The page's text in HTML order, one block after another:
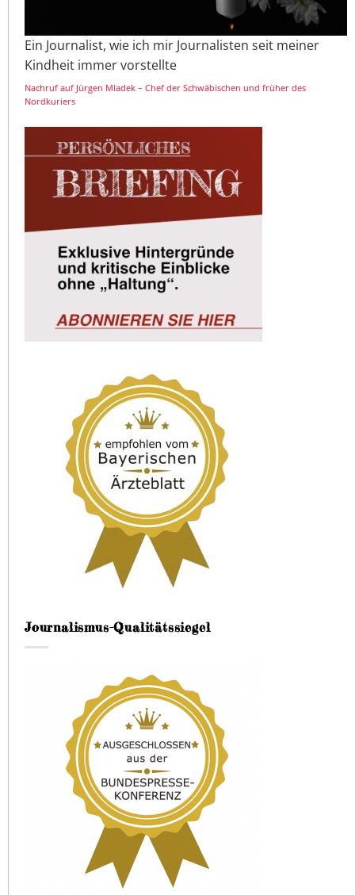
Ein Journalist, wie ich mir Journalisten seit meiner
Kindheit immer vorstellte
Nachruf auf Jürgen Mladek – Chef der Schwäbischen und früher des
Nordkuriers
Journalismus-Qualitätssiegel